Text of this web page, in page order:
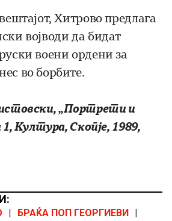
Хитрово предлага
војводи да бидат
воени ордени за
во борбите.
„Портрети и
Култура, Скопје, 1989,
БРАЌА ПОП ГЕОРГИЕВИ